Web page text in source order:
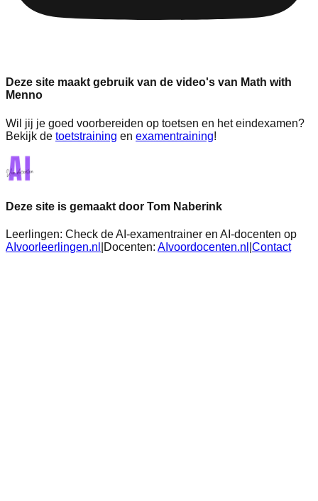
Deze site maakt gebruik van de video's van Math with
Menno
Wil jij je goed voorbereiden op toetsen en het eindexamen?
Bekijk de toetstraining en examentraining!
Deze site is gemaakt door Tom Naberink
Leerlingen: Check de AI-examentrainer en AI-docenten op
AIvoorleerlingen.nl
Docenten: AIvoordocenten.nl Contact